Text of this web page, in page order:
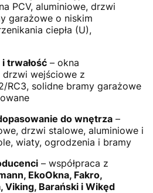
PCV, aluminiowe, drzwi
garażowe o niskim
ciepła (U),
trwałość – okna
drzwi wejściowe z
RC3, solidne bramy garażowe
do wnętrza –
drzwi stalowe, aluminiowe i
wiaty, ogrodzenia i bramy
– współpraca z
EkoOkna, Fakro,
Viking, Barański i Wikęd